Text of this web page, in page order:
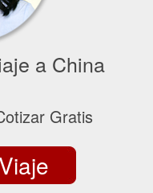
a China
Gratis